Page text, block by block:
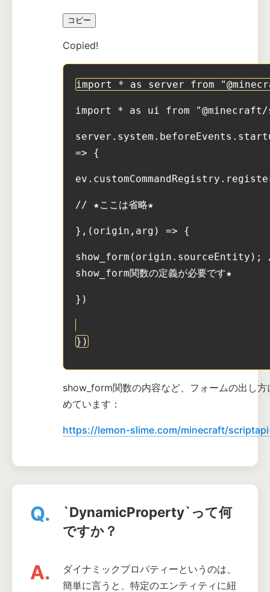
コピー
Copied!
import * as server from
import * as ui from
=> {
// ★ここは省略★
},(origin,arg) => {
show_form(origin.sourceEntity);
show_form関数の定義が必要です★
})
})
show_form関数の内容など、フォームの出し
めています：
https://lemon-slime.com/minecraft/
Q.
`DynamicProperty`って何
ですか？
A.
ダイナミックプロパティーというのは、
簡単に言うと、特定のエンティティに紐